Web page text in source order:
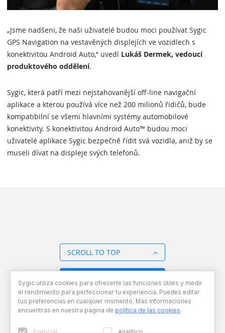
„Jsme nadšeni, že naši uživatelé budou moci používat Sygic
GPS Navigation na vestavěných displejích ve vozidlech s
konektivitou Android Auto,“ uvedl Lukáš Dermek, vedoucí
produktového oddělení.
Sygic, která patří mezi nejstahovanější off-line navigační
aplikace a kterou používá více než 200 milionů řidičů, bude
kompatibilní se všemi hlavními systémy automobilové
konektivity. S konektivitou Android Auto™ budou moci
uživatelé aplikace Sygic bezpečně řídit svá vozidla, aniž by se
museli dívat na displeje svých telefonů.
SCROLL TO TOP
Sygic utiliza cookies para ofrecerte las funciones útiles y medir
el rendimiento para perfeccionar tu experiencia. Puedes editar
tus preferencias en cualquier momento. Más informaciones
encuentras en nuestra página de política de las cookies.